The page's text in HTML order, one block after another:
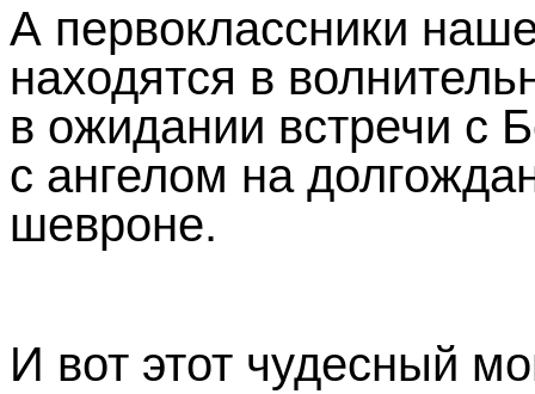
А первоклассники
находятся в
в ожидании встречи с
с ангелом на
шевроне.
И вот этот чудесный